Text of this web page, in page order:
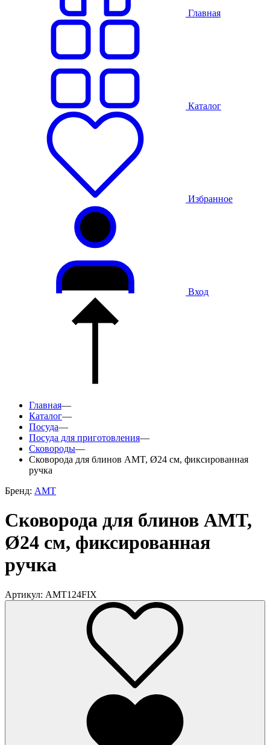
Главная
Каталог
Избранное
Вход
Главная—
Каталог—
Посуда—
Посуда для приготовления—
Сковороды—
Сковорода для блинов AMT, Ø24 см, фиксированная
ручка
Бренд: AMT
Сковорода для блинов AMT,
Ø24 см, фиксированная
ручка
Артикул: AMT124FIX